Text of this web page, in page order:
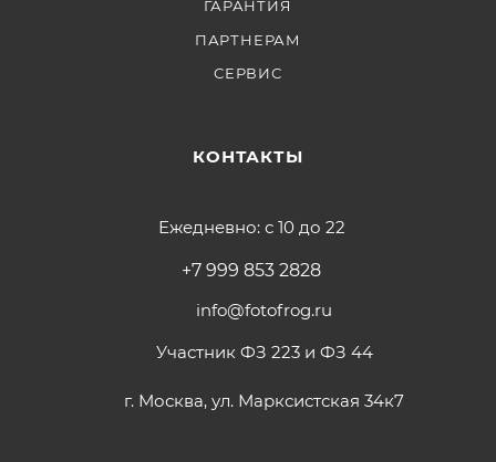
ГАРАНТИЯ
ПАРТНЕРАМ
СЕРВИС
КОНТАКТЫ
Ежедневно: с 10 до 22
+7 999 853 2828
info@fotofrog.ru
Участник ФЗ 223 и ФЗ 44
г. Москва, ул. Марксистская 34к7